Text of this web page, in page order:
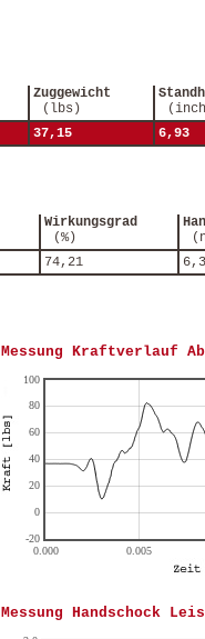
Zuggewicht
(lbs)
37,15 6,93
Wirkungsgrad
(%)
74,21
Messung Kraftverlauf
Messung Handschock